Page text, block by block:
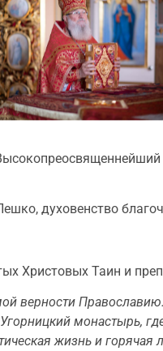
духовенство
Христовых Таин и
верности
монастырь,
жизнь и